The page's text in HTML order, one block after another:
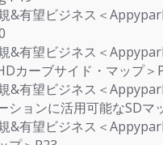
&有望ビジネス＜
&有望ビジネス＜
カーブサイド・マップ＞
&有望ビジネス＜
ションに活用可能なSDマ
&有望ビジネス＜